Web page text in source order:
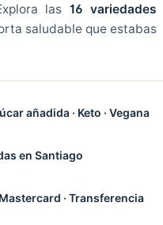
las 16 variedades
saludable que estabas
añadida · Keto · Vegana
en Santiago
· Transferencia